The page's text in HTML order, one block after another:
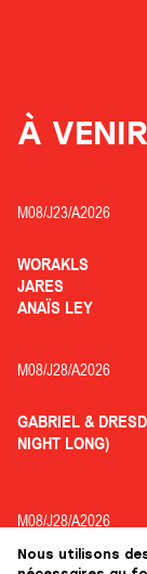
À VENIR
M08/J23/A2026
WORAKLS
JARES
ANAÏS LEY
M08/J28/A2026
GABRIEL &
NIGHT LONG)
M08/J28/A2026
Nous utilisons